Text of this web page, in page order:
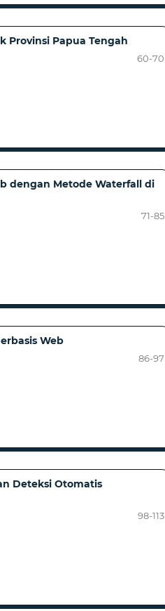
Provinsi Papua Tengah
60-70
dengan Metode Waterfall di
71-85
Web
86-97
Deteksi Otomatis
98-113